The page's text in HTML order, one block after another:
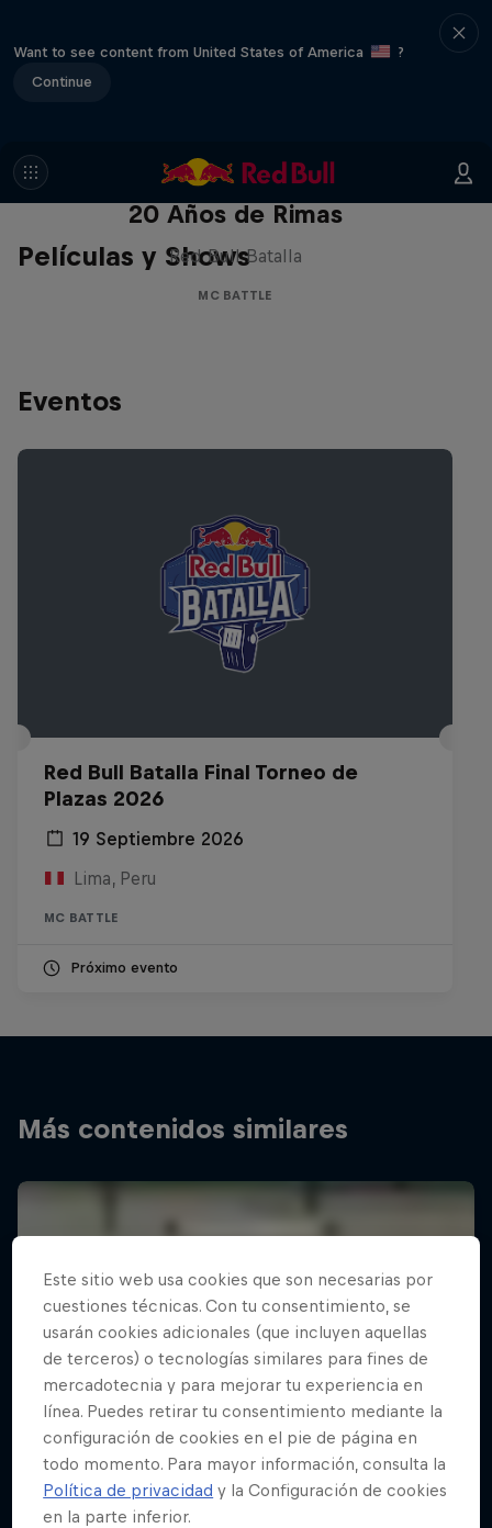
Want to see content from United States of America
?
Continue
Películas y Shows
Red Bull Batalla Nueva Historia:
20 Años de Rimas
Red Bull Batalla
MC BATTLE
Eventos
Red Bull Batalla Final Torneo de
Plazas 2026
19 Septiembre 2026
Lima, Peru
MC BATTLE
Próximo evento
Más contenidos similares
Este sitio web usa cookies que son necesarias por
cuestiones técnicas. Con tu consentimiento, se
usarán cookies adicionales (que incluyen aquellas
de terceros) o tecnologías similares para fines de
mercadotecnia y para mejorar tu experiencia en
línea. Puedes retirar tu consentimiento mediante la
configuración de cookies en el pie de página en
todo momento. Para mayor información, consulta la
Política de privacidad y la Configuración de cookies
en la parte inferior.